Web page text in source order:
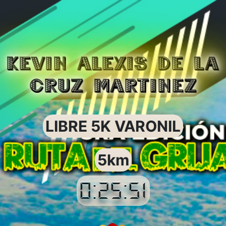
KEVIN ALEXIS DE LA
CRUZ MARTINEZ
LIBRE 5K VARONIL
5km
0:25:51